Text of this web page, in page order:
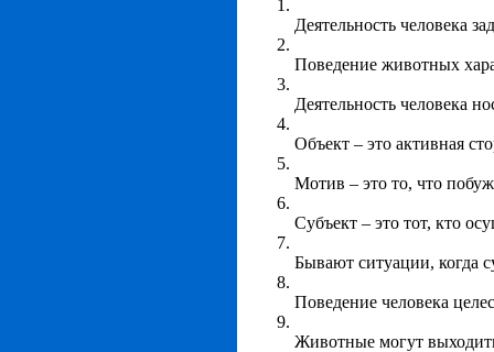
Деятельность человека
Поведение животных
Деятельность человека
Объект – это активная
Мотив – это то, что
Субъект – это тот, кто
Бывают ситуации, когда
Поведение человека
Животные могут